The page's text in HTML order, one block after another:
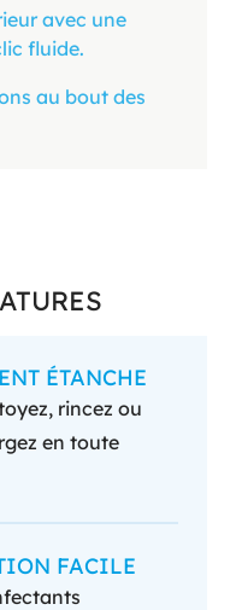
avec une
fluide.
au bout des
ÉTANCHE
rincez ou
en toute
FACILE